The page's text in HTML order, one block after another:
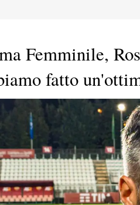
Femminile,
fatto